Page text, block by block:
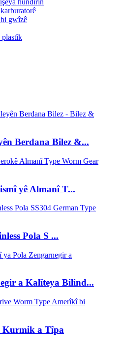
gwîzê
plastîk
Berdana Bilez &...
yê Almanî T...
Pola S ...
a Kalîteya Bilind...
Kurmik a Tîpa